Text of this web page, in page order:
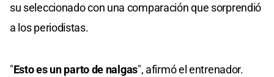
su seleccionado con una comparación que sorprendió
a los periodistas.
"Esto es un parto de nalgas", afirmó el entrenador.